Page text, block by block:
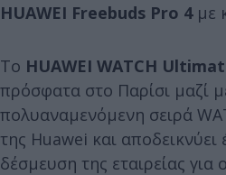
HUAWEI Freebuds Pro 4με
To HUAWEI WATCH
πρόσφατα στο Παρίσι μαζί
πολυαναμενόμενη σειρά
της Huawei και
δέσμευση της εταιρείας για